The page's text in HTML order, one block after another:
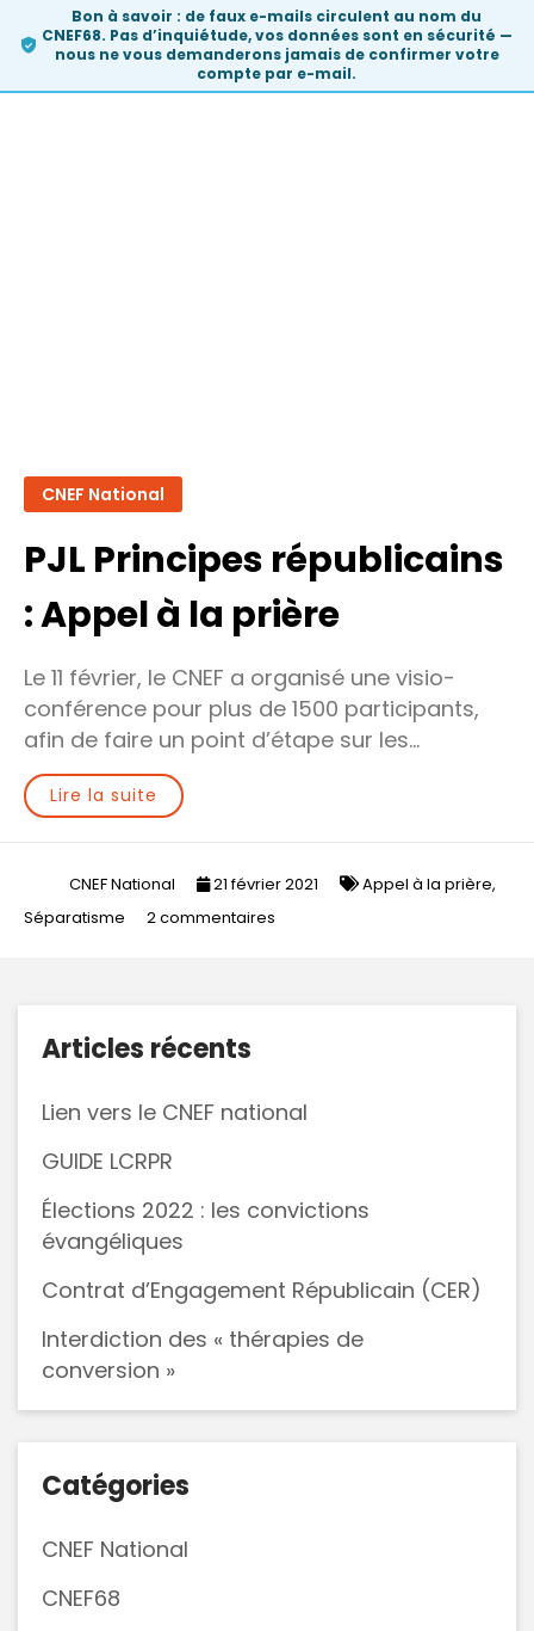
CNEF National
PJL Principes républicains
: Appel à la prière
Le 11 février, le CNEF a organisé une visio-
conférence pour plus de 1500 participants,
afin de faire un point d’étape sur les…
Lire la suite
CNEF National 21 février 2021 Appel à la prière,
Séparatisme
2 commentaires
à
Articles récents
Lien vers le CNEF national
GUIDE LCRPR
Élections 2022 : les convictions
évangéliques
Contrat d’Engagement Républicain (CER)
Interdiction des « thérapies de
conversion »
Catégories
CNEF National
CNEF68
Bon à savoir : de faux e-mails circulent au nom du
CNEF68. Pas d’inquiétude, vos données sont en sécurité —
nous ne vous demanderons jamaisde confirmer votre
compte par e-mail.